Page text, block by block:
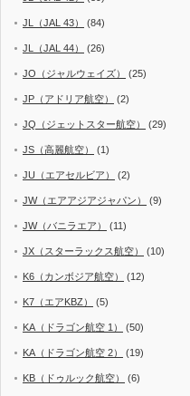
JL（JAL 43） (84)
JL（JAL 44） (26)
JO（ジャルウェイズ） (25)
JP（アドリア航空） (2)
JQ（ジェットスター航空） (29)
JS（高麗航空） (1)
JU（エアセルビア） (2)
JW（エアアジアジャパン） (9)
JW（バニラエア） (11)
JX（スターラックス航空） (10)
K6（カンボジア航空） (12)
K7（エアKBZ） (5)
KA（ドラゴン航空 1） (50)
KA（ドラゴン航空 2） (19)
KB（ドゥルック航空） (6)